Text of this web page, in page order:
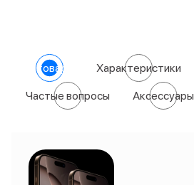
О товаре Характеристики
Частые вопросы Аксессуары